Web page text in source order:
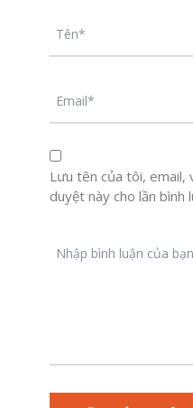
Lưu tên của tôi,
duyệt này cho lần bình